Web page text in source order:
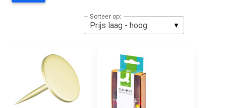
Sorteer op: